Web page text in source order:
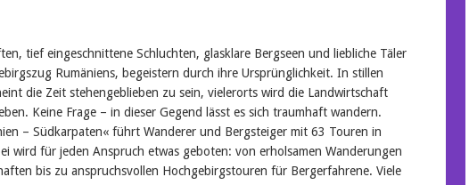
tief eingeschnittene Schluchten, glasklare Bergseen und liebliche Täler
Rumäniens, begeistern durch ihre Ursprünglichkeit. In stillen
die Zeit stehengeblieben zu sein, vielerorts wird die Landwirtschaft
Keine Frage – in dieser Gegend lässt es sich traumhaft wandern.
– Südkarpaten« führt Wanderer und Bergsteiger mit 63 Touren in
wird für jeden Anspruch etwas geboten: von erholsamen Wanderungen
bis zu anspruchsvollen Hochgebirgstouren für Bergerfahrene. Viele